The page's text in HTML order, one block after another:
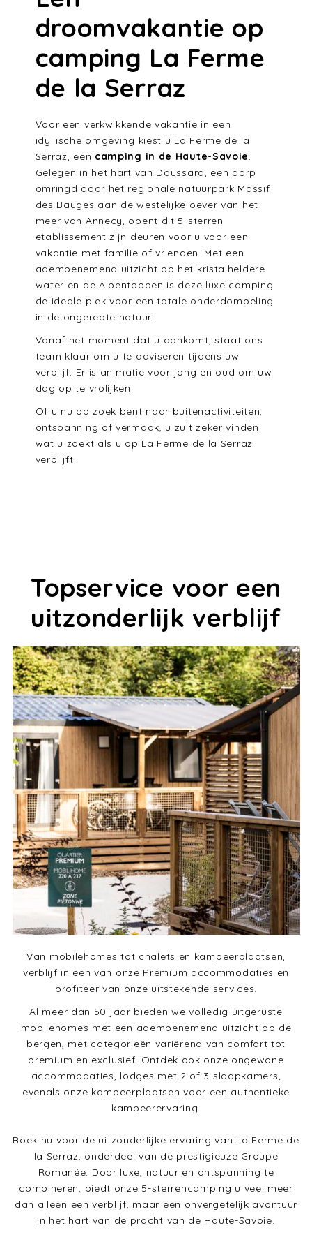
droomvakantie op
camping La Ferme
de la Serraz
Voor een verkwikkende vakantie in een
idyllische omgeving kiest u La Ferme de la
Serraz, een camping in de Haute-Savoie.
Gelegen in het hart van Doussard, een dorp
omringd door het regionale natuurpark Massif
des Bauges aan de westelijke oever van het
meer van Annecy, opent dit 5-sterren
etablissement zijn deuren voor u voor een
vakantie met familie of vrienden. Met een
adembenemend uitzicht op het kristalheldere
water en de Alpentoppen is deze luxe camping
de ideale plek voor een totale onderdompeling
in de ongerepte natuur.
Vanaf het moment dat u aankomt, staat ons
team klaar om u te adviseren tijdens uw
verblijf. Er is animatie voor jong en oud om uw
dag op te vrolijken.
Of u nu op zoek bent naar buitenactiviteiten,
ontspanning of vermaak, u zult zeker vinden
wat u zoekt als u op La Ferme de la Serraz
verblijft.
Topservice voor een
uitzonderlijk verblijf
Van mobilehomes tot chalets en kampeerplaatsen,
verblijf in een van onze Premium accommodaties en
profiteer van onze uitstekende services.
Al meer dan 50 jaar bieden we volledig uitgeruste
mobilehomes met een adembenemend uitzicht op de
bergen, met categorieën variërend van comfort tot
premium en exclusief. Ontdek ook onze ongewone
accommodaties, lodges met 2 of 3 slaapkamers,
evenals onze kampeerplaatsen voor een authentieke
kampeerervaring.
Boek nu voor de uitzonderlijke ervaring van La Ferme de
la Serraz, onderdeel van de prestigieuze Groupe
Romanée. Door luxe, natuur en ontspanning te
combineren, biedt onze 5-sterrencamping u veel meer
dan alleen een verblijf, maar een onvergetelijk avontuur
in het hart van de pracht van de Haute-Savoie.